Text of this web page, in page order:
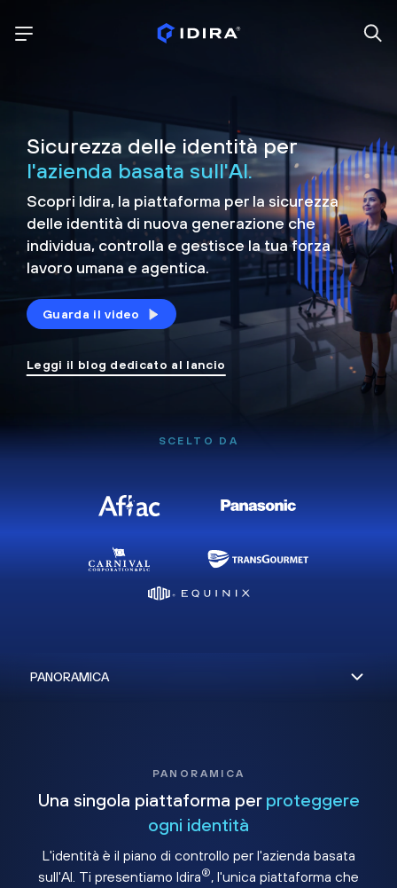
Sicurezza delle identità per
l'azienda basata sull'AI.
Scopri Idira, la piattaforma per la sicurezza
delle identità di nuova generazione che
individua, controlla e gestisce la tua forza
lavoro umana e agentica.
Guarda il video
Leggi il blog dedicato al lancio
SCELTO DA
PANORAMICA
Una singola piattaforma per proteggere
ogni identità
L'identità è il piano di controllo per l'azienda basata
sull'AI. Ti presentiamo Idira®, l'unica piattaforma che